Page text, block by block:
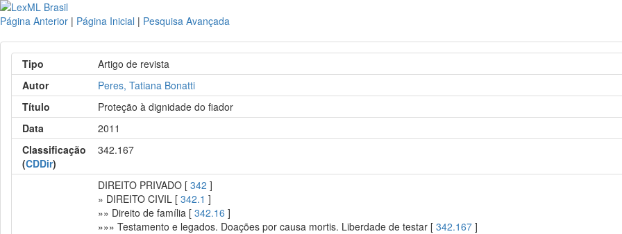
Página Anterior | Página Inicial | Pesquisa Avançada
Tipo
Artigo de revista
Autor
Peres, Tatiana Bonatti
Título
Proteção à dignidade do fiador
Data
2011
Classificação
(CDDir)
342.167
DIREITO PRIVADO [342 ]
» DIREITO CIVIL [342.1 ]
»» Direito de família [342.16 ]
»»» Testamento e legados. Doações por causa mortis. Liberdade de testar [342.167 ]